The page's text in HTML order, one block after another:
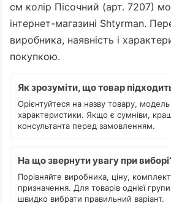
см колір Пісочний (арт. 7207)
інтернет-магазині Shtyrman.
виробника, наявність і
покупкою.
Як зрозуміти, що товар
Орієнтуйтеся на назву товару,
характеристики. Якщо є сумніви,
консультанта перед замовленням.
На що звернути увагу при
Порівняйте виробника, ціну,
призначення. Для товарів однієї
швидко вибрати правильний варіант.